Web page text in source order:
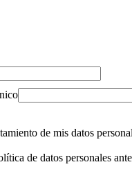
de mis datos
de datos personales